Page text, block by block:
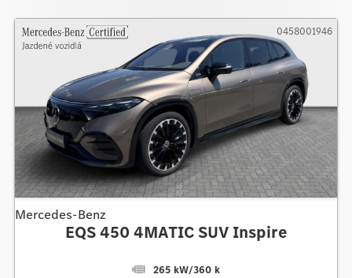
Mercedes-Benz
EQS 450 4MATIC SUV Inspire
265 kW/360 k
0458001946